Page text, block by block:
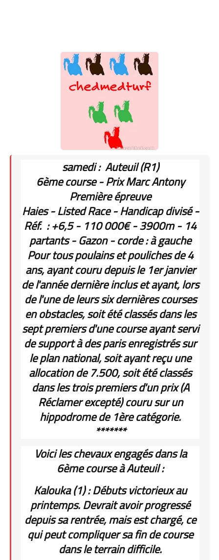
samedi : Auteuil (R1)
6ème course - Prix Marc Antony
Première épreuve
Haies - Listed Race - Handicap divisé -
Réf. : +6,5 - 110 000€ - 3900m - 14
partants - Gazon - corde : à gauche
Pour tous poulains et pouliches de 4
ans, ayant couru depuis le 1er janvier
de l'année dernière inclus et ayant, lors
de l'une de leurs six dernières courses
en obstacles, soit été classés dans les
sept premiers d'une course ayant servi
de support à des paris enregistrés sur
le plan national, soit ayant reçu une
allocation de 7.500, soit été classés
dans les trois premiers d'un prix (A
Réclamer excepté) couru sur un
hippodrome de 1ère catégorie.
*******
Voici les chevaux engagés dans la
6ème course à Auteuil :
Kalouka (1) : Débuts victorieux au
printemps. Devrait avoir progressé
depuis sa rentrée, mais est chargé, ce
qui peut compliquer sa fin de course
dans le terrain difficile.